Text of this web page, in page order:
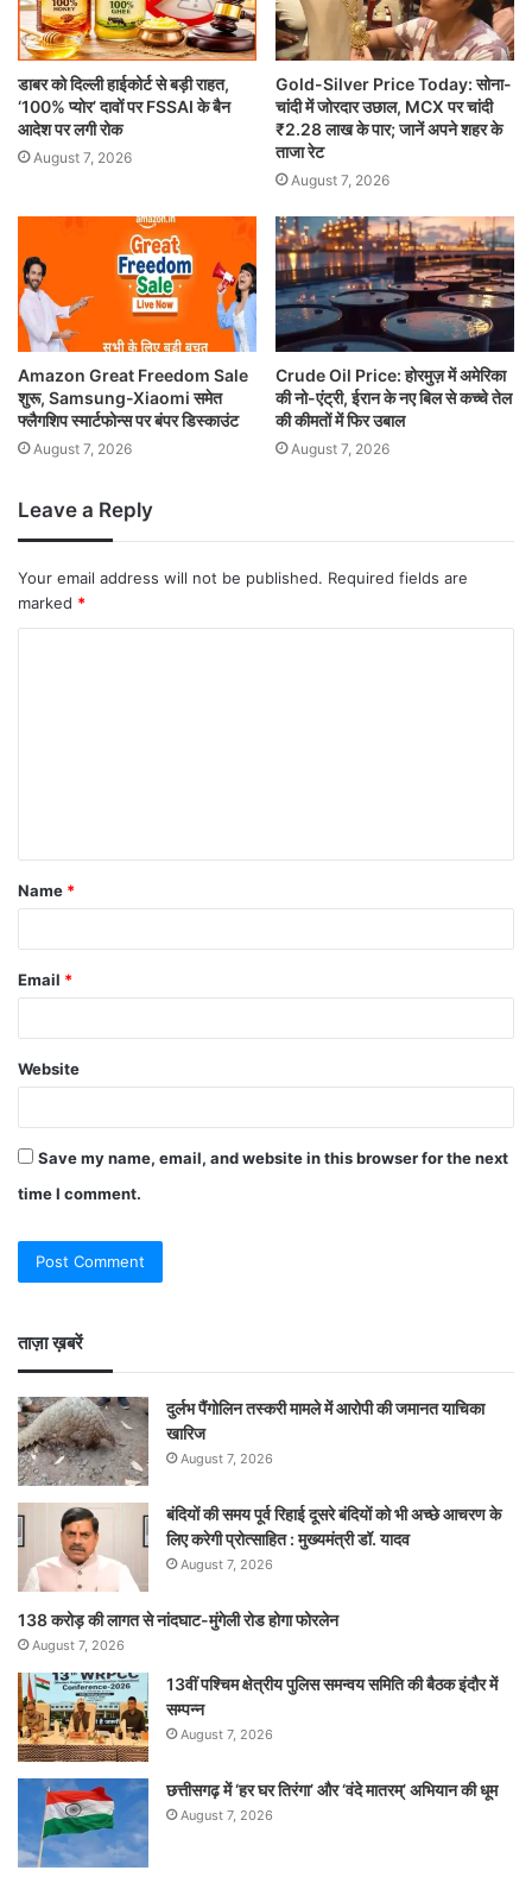
डाबर को दिल्ली हाईकोर्ट से बड़ी राहत,
‘100% प्योर’ दावों पर FSSAI के बैन
आदेश पर लगी रोक
August 7, 2026
Gold-Silver Price Today: सोना-
चांदी में जोरदार उछाल, MCX पर चांदी
₹2.28 लाख के पार; जानें अपने शहर के
ताजा रेट
August 7, 2026
Amazon Great Freedom Sale
शुरू, Samsung-Xiaomi समेत
फ्लैगशिप स्मार्टफोन्स पर बंपर डिस्काउंट
August 7, 2026
Crude Oil Price: होरमुज़ में अमेरिका
की नो-एंट्री, ईरान के नए बिल से कच्चे तेल
की कीमतों में फिर उबाल
August 7, 2026
Leave a Reply
Your email address will not be published. Required fields are
marked *
Name *
Email *
Website
Save my name, email, and website in this browser for the next
time I comment.
ताज़ा ख़बरें
दुर्लभ पैंगोलिन तस्करी मामले में आरोपी की जमानत याचिका
खारिज
August 7, 2026
बंदियों की समय पूर्व रिहाई दूसरे बंदियों को भी अच्छे आचरण के
लिए करेगी प्रोत्साहित : मुख्यमंत्री डॉ. यादव
August 7, 2026
138 करोड़ की लागत से नांदघाट-मुंगेली रोड होगा फोरलेन
August 7, 2026
13वीं पश्चिम क्षेत्रीय पुलिस समन्वय समिति की बैठक इंदौर में
सम्पन्न
August 7, 2026
छत्तीसगढ़ में ‘हर घर तिरंगा’ और ‘वंदे मातरम्’ अभियान की धूम
August 7, 2026